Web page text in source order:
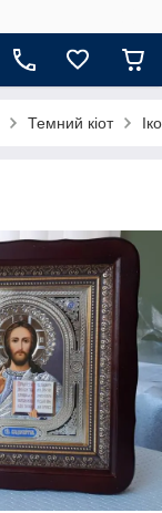
Темний кіот